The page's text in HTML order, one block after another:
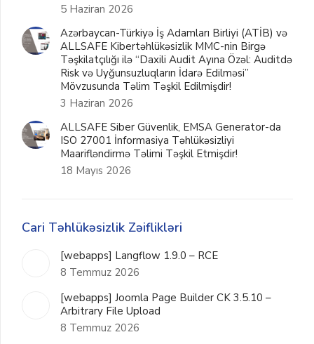
5 Haziran 2026
Azərbaycan-Türkiyə İş Adamları Birliyi (ATİB) və
ALLSAFE Kibertəhlükəsizlik MMC-nin Birgə
Təşkilatçılığı ilə “Daxili Audit Ayına Özəl: Auditdə
Risk və Uyğunsuzluqların İdarə Edilməsi”
Mövzusunda Təlim Təşkil Edilmişdir!
3 Haziran 2026
ALLSAFE Siber Güvenlik, EMSA Generator-da
ISO 27001 İnformasiya Təhlükəsizliyi
Maarifləndirmə Təlimi Təşkil Etmişdir!
18 Mayıs 2026
Cari Təhlükəsizlik Zəiflikləri
[webapps] Langflow 1.9.0 – RCE
8 Temmuz 2026
[webapps] Joomla Page Builder CK 3.5.10 –
Arbitrary File Upload
8 Temmuz 2026